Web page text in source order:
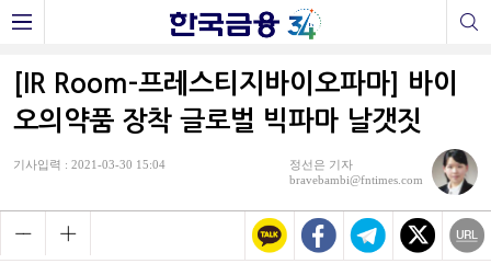
[IR Room-프레스티지바이오파마] 바이
오의약품 장착 글로벌 빅파마 날갯짓
기사입력 : 2021-03-30 15:04
정선은 기자
bravebambi@fntimes.com